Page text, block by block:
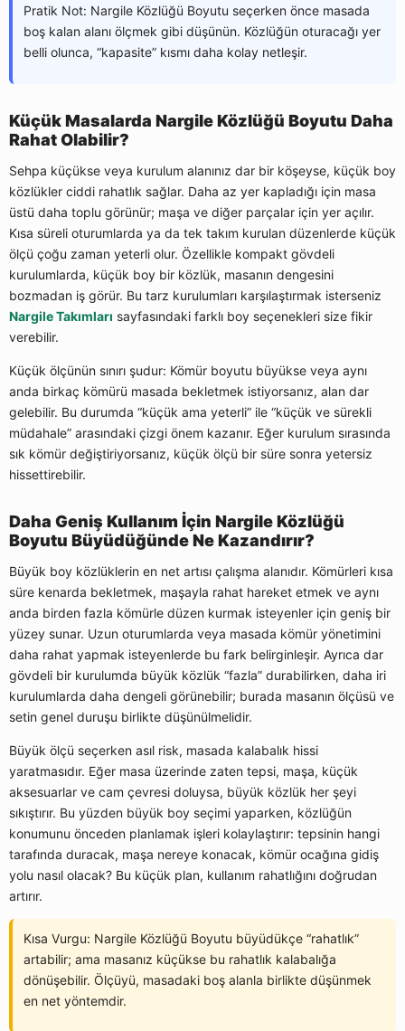
Pratik Not: Nargile Közlüğü Boyutu seçerken önce masada
boş kalan alanı ölçmek gibi düşünün. Közlüğün oturacağı yer
belli olunca, “kapasite” kısmı daha kolay netleşir.
Küçük Masalarda Nargile Közlüğü Boyutu Daha
Rahat Olabilir?
Sehpa küçükse veya kurulum alanınız dar bir köşeyse, küçük boy
közlükler ciddi rahatlık sağlar. Daha az yer kapladığı için masa
üstü daha toplu görünür; maşa ve diğer parçalar için yer açılır.
Kısa süreli oturumlarda ya da tek takım kurulan düzenlerde küçük
ölçü çoğu zaman yeterli olur. Özellikle kompakt gövdeli
kurulumlarda, küçük boy bir közlük, masanın dengesini
bozmadan iş görür. Bu tarz kurulumları karşılaştırmak isterseniz
Nargile Takımları sayfasındaki farklı boy seçenekleri size fikir
verebilir.
Küçük ölçünün sınırı şudur: Kömür boyutu büyükse veya aynı
anda birkaç kömürü masada bekletmek istiyorsanız, alan dar
gelebilir. Bu durumda “küçük ama yeterli” ile “küçük ve sürekli
müdahale” arasındaki çizgi önem kazanır. Eğer kurulum sırasında
sık kömür değiştiriyorsanız, küçük ölçü bir süre sonra yetersiz
hissettirebilir.
Daha Geniş Kullanım İçin Nargile Közlüğü
Boyutu Büyüdüğünde Ne Kazandırır?
Büyük boy közlüklerin en net artısı çalışma alanıdır. Kömürleri kısa
süre kenarda bekletmek, maşayla rahat hareket etmek ve aynı
anda birden fazla kömürle düzen kurmak isteyenler için geniş bir
yüzey sunar. Uzun oturumlarda veya masada kömür yönetimini
daha rahat yapmak isteyenlerde bu fark belirginleşir. Ayrıca dar
gövdeli bir kurulumda büyük közlük “fazla” durabilirken, daha iri
kurulumlarda daha dengeli görünebilir; burada masanın ölçüsü ve
setin genel duruşu birlikte düşünülmelidir.
Büyük ölçü seçerken asıl risk, masada kalabalık hissi
yaratmasıdır. Eğer masa üzerinde zaten tepsi, maşa, küçük
aksesuarlar ve cam çevresi doluysa, büyük közlük her şeyi
sıkıştırır. Bu yüzden büyük boy seçimi yaparken, közlüğün
konumunu önceden planlamak işleri kolaylaştırır: tepsinin hangi
tarafında duracak, maşa nereye konacak, kömür ocağına gidiş
yolu nasıl olacak? Bu küçük plan, kullanım rahatlığını doğrudan
artırır.
Kısa Vurgu: Nargile Közlüğü Boyutu büyüdükçe “rahatlık”
artabilir; ama masanız küçükse bu rahatlık kalabalığa
dönüşebilir. Ölçüyü, masadaki boş alanla birlikte düşünmek
en net yöntemdir.